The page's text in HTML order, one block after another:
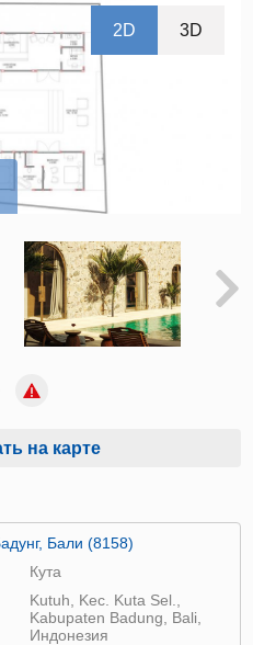
2D 3D
на карте
Бали (8158)
Кута
Kutuh, Kec. Kuta Sel.,
Kabupaten Badung, Bali,
Индонезия